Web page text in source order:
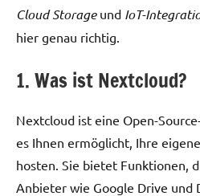
Cloud Storageund IoT-
hier genau richtig.
1. Was ist Nextcloud?
Nextcloud ist eine Open-
es Ihnen ermöglicht, Ihre
hosten. Sie bietet Funktionen,
Anbieter wie Google Drive und